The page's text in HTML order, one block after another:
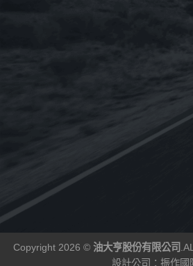
《CPC台灣中
超優E9 15w-
配備[柴油車用-
NT$
Copyright 2026 © 油大亨股份有限公司
設計公司
：振作國